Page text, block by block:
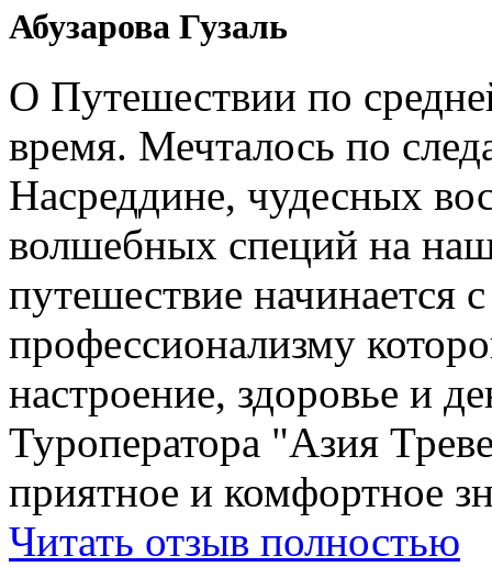
Абузарова Гузаль
О Путешествии по
время. Мечталось по
Насреддине, чудесных
волшебных специй на
путешествие
профессионализму
настроение, здоровье и
Туроператора "Азия
приятное и комфортное
Читать отзыв полностью